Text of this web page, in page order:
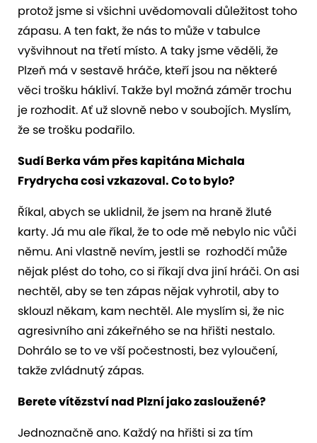
protož jsme si všichni uvědomovali důležitost toho
zápasu. A ten fakt, že nás to může v tabulce
vyšvihnout na třetí místo. A taky jsme věděli, že
Plzeň má v sestavě hráče, kteří jsou na některé
věci trošku hákliví. Takže byl možná záměr trochu
je rozhodit. Ať už slovně nebo v soubojích. Myslím,
že se trošku podařilo.
Sudí Berka vám přes kapitána Michala
Frydrycha cosi vzkazoval. Co to bylo?
Říkal, abych se uklidnil, že jsem na hraně žluté
karty. Já mu ale říkal, že to ode mě nebylo nic vůči
němu. Ani vlastně nevím, jestli se rozhodčí může
nějak plést do toho, co si říkají dva jiní hráči. On asi
nechtěl, aby se ten zápas nějak vyhrotil, aby to
sklouzl někam, kam nechtěl. Ale myslím si, že nic
agresivního ani zákeřného se na hřišti nestalo.
Dohrálo se to ve vší počestnosti, bez vyloučení,
takže zvládnutý zápas.
Berete vítězství nad Plzní jako zasloužené?
Jednoznačně ano. Každý na hřišti si za tím